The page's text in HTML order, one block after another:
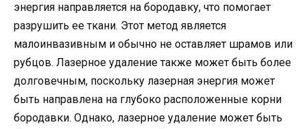
энергия направляется на бородавку, что помогает
разрушить ее ткани. Этот метод является
малоинвазивным и обычно не оставляет шрамов или
рубцов. Лазерное удаление также может быть более
долговечным, поскольку лазерная энергия может
быть направлена на глубоко расположенные корни
бородавки. Однако, лазерное удаление может быть